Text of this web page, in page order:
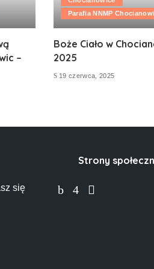
–
Parafia NNMP
Boże Ciało w
2025
19 czerwca, 2025
się
Strony